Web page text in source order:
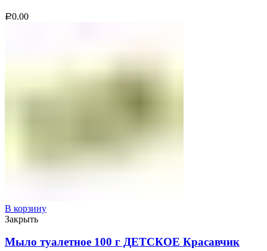
Р0.00
В корзину
Закрыть
Мыло туалетное 100 г ДЕТСКОЕ Красавчик